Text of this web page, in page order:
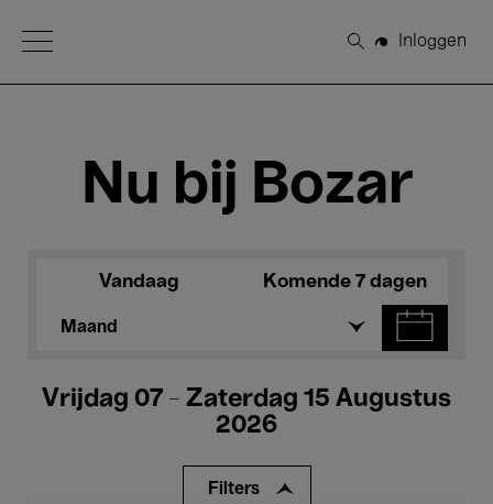
Open Menu
Zoeken
Inloggen
Nu bij Bozar
Vandaag Komende 7 dagen
Maand
Vrijdag 07 - Zaterdag 15 Augustus
2026
Filters